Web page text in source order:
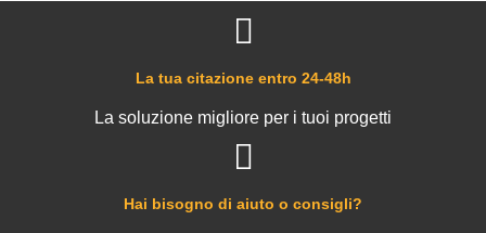
Hai bisogno di aiuto o consigli?
La tua citazione entro 24-48h
La soluzione migliore per i tuoi progetti